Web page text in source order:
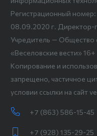
Регистрационный
08.09.2020 г. Директор-
Учредитель — Общество
«Веселовские вести»
Копирование и
запрещено, частичное
условии ссылки на сайт
+7 (863) 586-15-45
+7 (928) 135-29-25